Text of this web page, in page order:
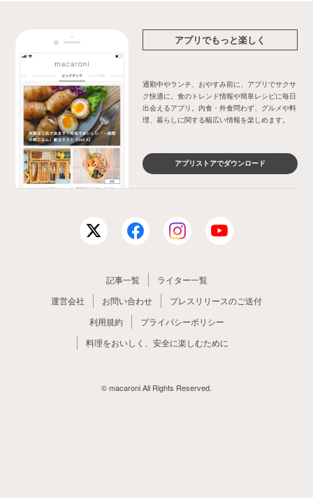
アプリでもっと楽しく
通勤中やランチ、おやすみ前に、アプリでサクサ
ク快適に。食のトレンド情報や簡単レシピに毎日
出会えるアプリ。内食・外食問わず、グルメや料
理、暮らしに関する幅広い情報を楽しめます。
アプリストアでダウンロード
記事一覧
ライター一覧
運営会社
お問い合わせ
プレスリリースのご送付
利用規約
プライバシーポリシー
料理をおいしく、安全に楽しむために
© macaroni All Rights Reserved.